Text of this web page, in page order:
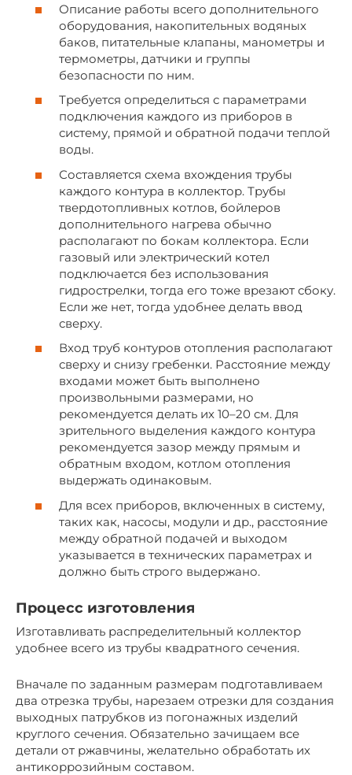
Описание работы всего дополнительного
оборудования, накопительных водяных
баков, питательные клапаны, манометры и
термометры, датчики и группы
безопасности по ним.
Требуется определиться с параметрами
подключения каждого из приборов в
систему, прямой и обратной подачи теплой
воды.
Составляется схема вхождения трубы
каждого контура в коллектор. Трубы
твердотопливных котлов, бойлеров
дополнительного нагрева обычно
располагают по бокам коллектора. Если
газовый или электрический котел
подключается без использования
гидрострелки, тогда его тоже врезают сбоку.
Если же нет, тогда удобнее делать ввод
сверху.
Вход труб контуров отопления располагают
сверху и снизу гребенки. Расстояние между
входами может быть выполнено
произвольными размерами, но
рекомендуется делать их 10–20 см. Для
зрительного выделения каждого контура
рекомендуется зазор между прямым и
обратным входом, котлом отопления
выдержать одинаковым.
Для всех приборов, включенных в систему,
таких как, насосы, модули и др., расстояние
между обратной подачей и выходом
указывается в технических параметрах и
должно быть строго выдержано.
Процесс изготовления
Изготавливать распределительный коллектор
удобнее всего из трубы квадратного сечения.
Вначале по заданным размерам подготавливаем
два отрезка трубы, нарезаем отрезки для создания
выходных патрубков из погонажных изделий
круглого сечения. Обязательно зачищаем все
детали от ржавчины, желательно обработать их
антикоррозийным составом.